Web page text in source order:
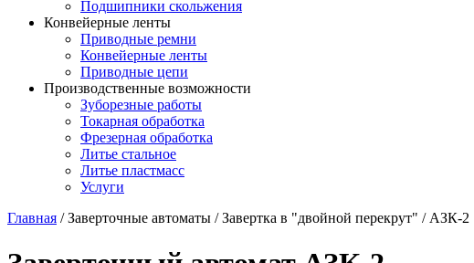
Подшипники скольжения
Конвейерные ленты
Приводные ремни
Конвейерные ленты
Приводные цепи
Производственные возможности
Зуборезные работы
Токарная обработка
Фрезерная обработка
Литье стальное
Литье пластмасс
Услуги
Главная /Заверточные автоматы /Завертка в "двойной перекрут" /АЗК-2